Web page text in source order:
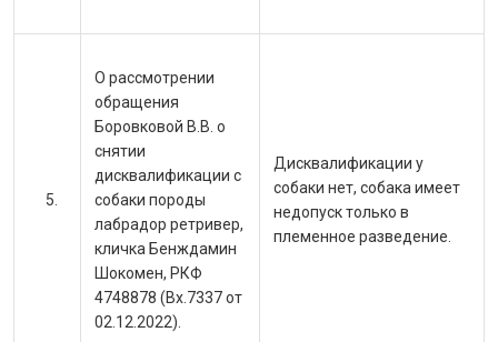
О рассмотрении
обращения
Боровковой В.В. о
снятии
дисквалификации с
собаки породы
лабрадор ретривер,
кличка Бенждамин
Шокомен, РКФ
4748878 (Вх.7337 от
02.12.2022).
Дисквалификации у
собаки нет, собака имеет
недопуск только в
племенное разведение.